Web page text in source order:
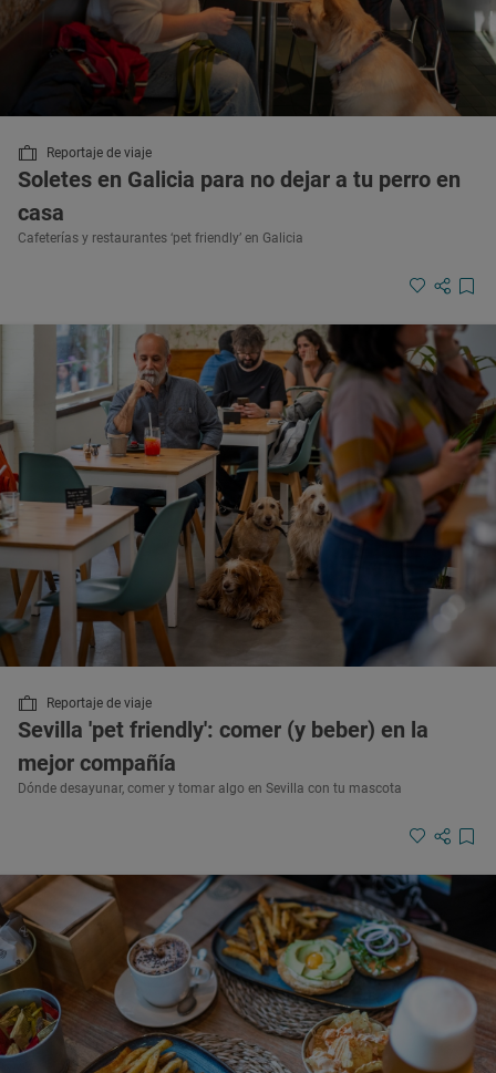
Reportaje de viaje
Soletes en Galicia para no dejar a tu perro en
casa
Cafeterías y restaurantes ‘pet friendly’ en Galicia
Reportaje de viaje
Sevilla 'pet friendly': comer (y beber) en la
mejor compañía
Dónde desayunar, comer y tomar algo en Sevilla con tu mascota